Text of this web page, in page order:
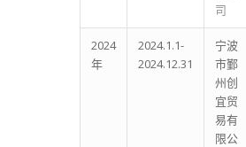
司
2024
年
2024.1.1-
2024.12.31
宁波
市鄞
州创
宜贸
易有
限公